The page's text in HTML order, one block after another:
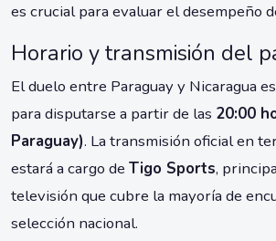
es crucial para evaluar el desempeño
Horario y transmisión del
El duelo entre Paraguay y Nicaragua
para disputarse a partir de las 20:00
Paraguay). La transmisión oficial en
estará a cargo de Tigo Sports,
televisión que cubre la mayoría de
selección nacional.